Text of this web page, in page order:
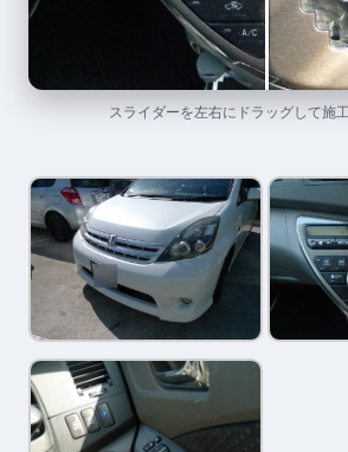
スライダーを左右にドラッグして施